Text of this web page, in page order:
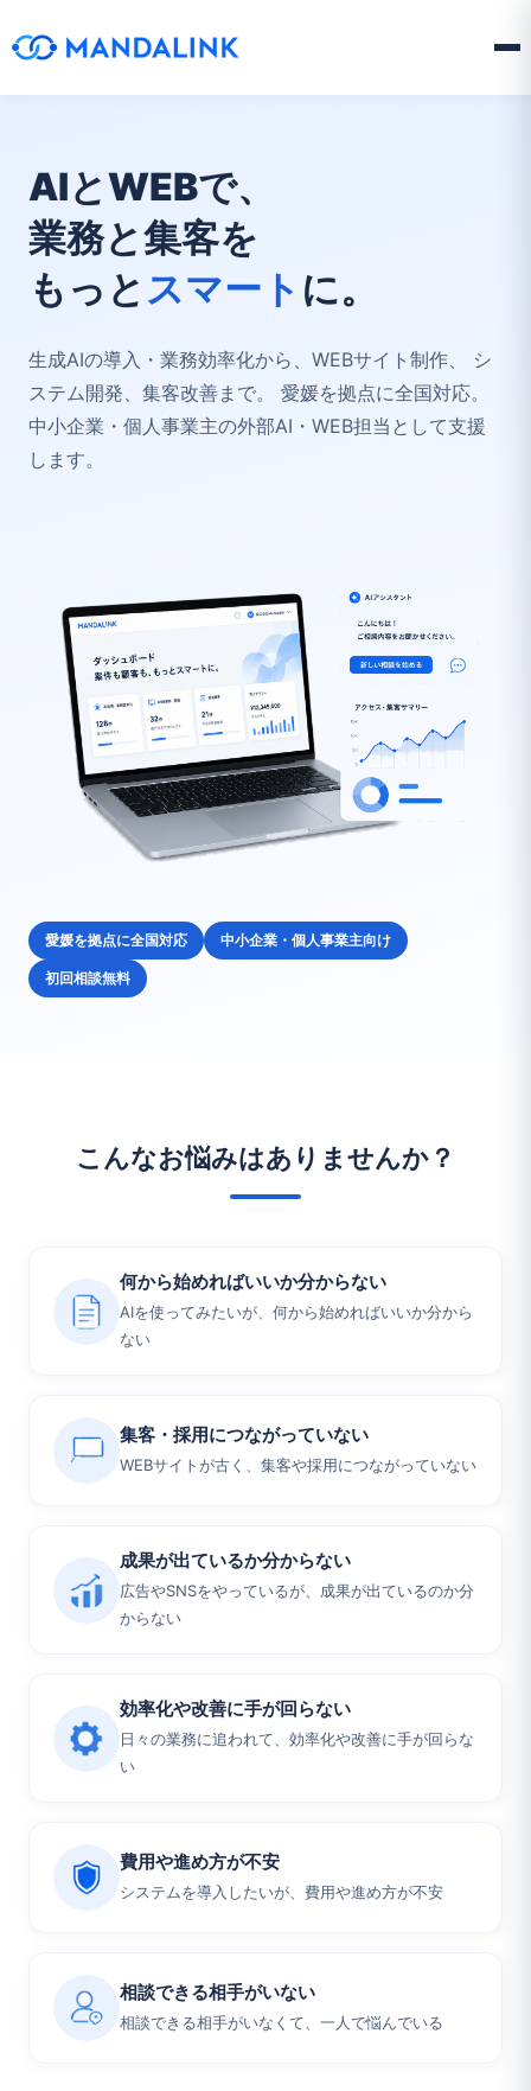
AIとWEBで、
業務と集客を
もっと スマート に。
生成AIの導入・業務効率化から、WEBサイト制作、
シ
ステム開発、集客改善まで。
愛媛を拠点に全国対応。
中小企業・個人事業主の外部AI・WEB担当として支援
します。
愛媛を拠点に全国対応 中小企業・個人事業主向け
初回相談無料
こんなお悩みはありませんか？
何から始めればいいか分からない
AIを使ってみたいが、何から始めればいいか分から
ない
集客・採用につながっていない
WEBサイトが古く、集客や採用につながっていない
成果が出ているか分からない
広告やSNSをやっているが、成果が出ているのか分
からない
効率化や改善に手が回らない
日々の業務に追われて、効率化や改善に手が回らな
い
費用や進め方が不安
システムを導入したいが、費用や進め方が不安
相談できる相手がいない
相談できる相手がいなくて、一人で悩んでいる